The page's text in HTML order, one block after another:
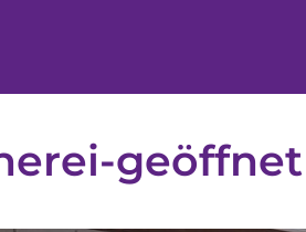
geöffnet